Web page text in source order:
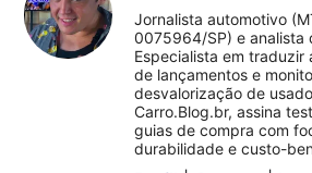
Jornalista automotivo
0075964/SP) e analista
Especialista em traduzir
de lançamentos e
desvalorização de
Carro.Blog.br, assina
guias de compra com
durabilidade e custo-